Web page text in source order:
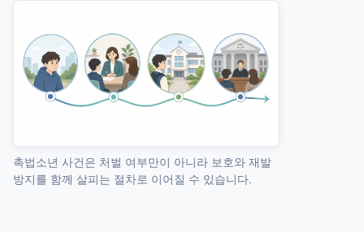
촉법소년 사건은 처벌 여부만이 아니라 보호와 재발
방지를 함께 살피는 절차로 이어질 수 있습니다.